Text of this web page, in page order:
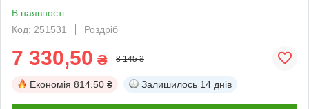
В наявності
Код: 251531
Роздріб
7 330,50 ₴ 8 145 ₴
Економія 814.50 ₴ Залишилось 14 днів